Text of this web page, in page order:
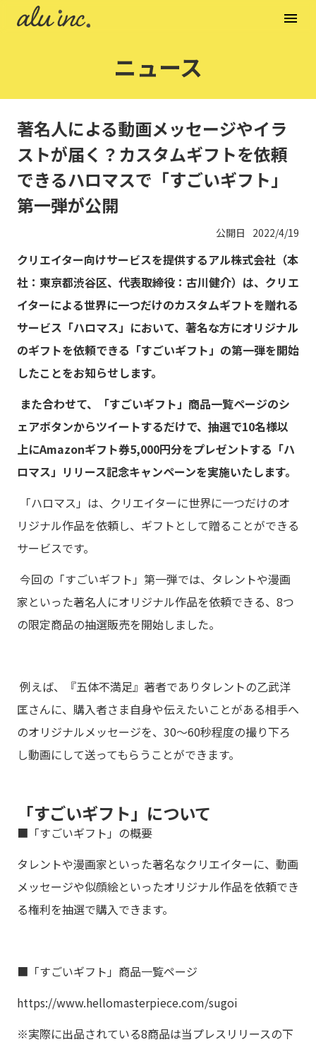
ニュース
著名人による動画メッセージやイラ
ストが届く？カスタムギフトを依頼
できるハロマスで「すごいギフト」
第一弾が公開
公開日 2022/4/19
クリエイター向けサービスを提供するアル株式会社（本
社：東京都渋谷区、代表取締役：古川健介）は、クリエ
イターによる世界に一つだけのカスタムギフトを贈れる
サービス「ハロマス」において、著名な方にオリジナル
のギフトを依頼できる「すごいギフト」の第一弾を開始
したことをお知らせします。
また合わせて、「すごいギフト」商品一覧ページのシ
ェアボタンからツイートするだけで、抽選で10名様以
上にAmazonギフト券5,000円分をプレゼントする「ハ
ロマス」リリース記念キャンペーンを実施いたします。
「ハロマス」は、クリエイターに世界に一つだけのオ
リジナル作品を依頼し、ギフトとして贈ることができる
サービスです。
今回の「すごいギフト」第一弾では、タレントや漫画
家といった著名人にオリジナル作品を依頼できる、8つ
の限定商品の抽選販売を開始しました。
例えば、『五体不満足』著者でありタレントの乙武洋
匡さんに、購入者さま自身や伝えたいことがある相手へ
のオリジナルメッセージを、30〜60秒程度の撮り下ろ
し動画にして送ってもらうことができます。
「すごいギフト」について
■「すごいギフト」の概要
タレントや漫画家といった著名なクリエイターに、動画
メッセージや似顔絵といったオリジナル作品を依頼でき
る権利を抽選で購入できます。
■「すごいギフト」商品一覧ページ
https://www.hellomasterpiece.com/sugoi
※実際に出品されている8商品は当プレスリリースの下
menu